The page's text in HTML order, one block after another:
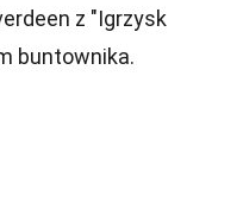
z "Igrzysk
buntownika.